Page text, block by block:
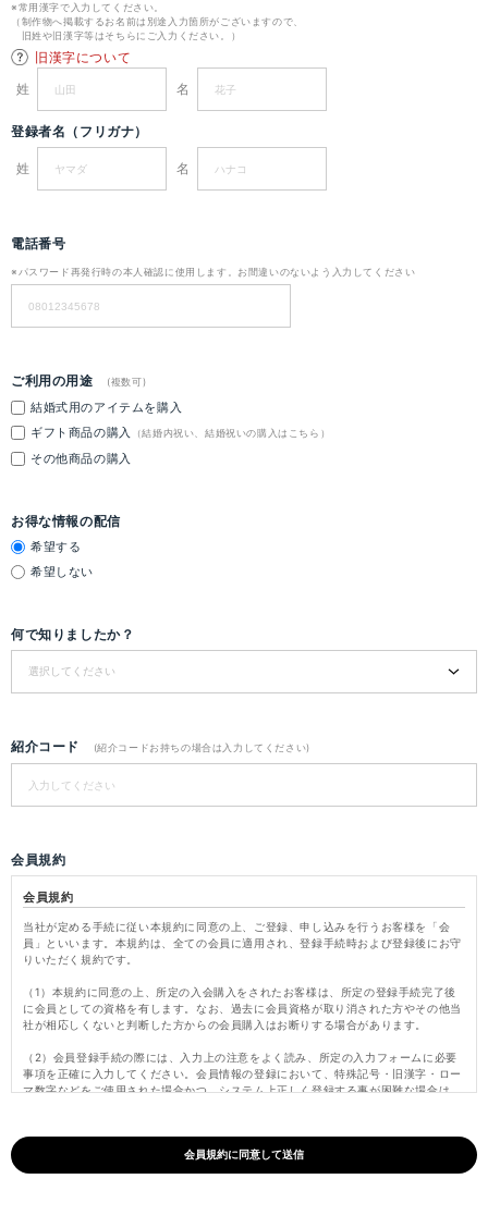
※常用漢字で入力してください。
（制作物へ掲載するお名前は別途入力箇所がございますので、
旧姓や旧漢字等はそちらにご入力ください。）
旧漢字について
姓
名
登録者名（フリガナ）
姓 名
電話番号
※パスワード再発行時の本人確認に使用します。お間違いのないよう入力してください
ご利用の用途 (複数可)
結婚式用のアイテムを購入
ギフト商品の購入
（結婚内祝い、結婚祝いの購入はこちら）
その他商品の購入
お得な情報の配信
希望する
希望しない
何で知りましたか？
紹介コード (紹介コードお持ちの場合は入力してください)
会員規約
会員規約
当社が定める手続に従い本規約に同意の上、ご登録、申し込みを行うお客様を「会
員」といいます。本規約は、全ての会員に適用され、登録手続時および登録後にお守
りいただく規約です。
（1）本規約に同意の上、所定の入会購入をされたお客様は、所定の登録手続完了後
に会員としての資格を有します。なお、過去に会員資格が取り消された方やその他当
社が相応しくないと判断した方からの会員購入はお断りする場合があります。
（2）会員登録手続の際には、入力上の注意をよく読み、所定の入力フォームに必要
事項を正確に入力してください。会員情報の登録において、特殊記号・旧漢字・ロー
マ数字などをご使用された場合かつ、システム上正しく登録する事が困難な場合は、
（3）パスワードは会員本人のみが利用できるものとし、第三者に譲渡・貸与できな
いものとします。また、他人に知られることがないよう定期的に変更する等、会員本
人が責任をもって管理してください。パスワードを用いて当社に対して行われた意思